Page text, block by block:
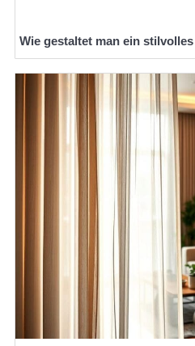
Wie gestaltet man ein